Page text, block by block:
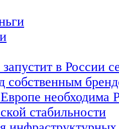
в России
собственным
необходима
стабильности